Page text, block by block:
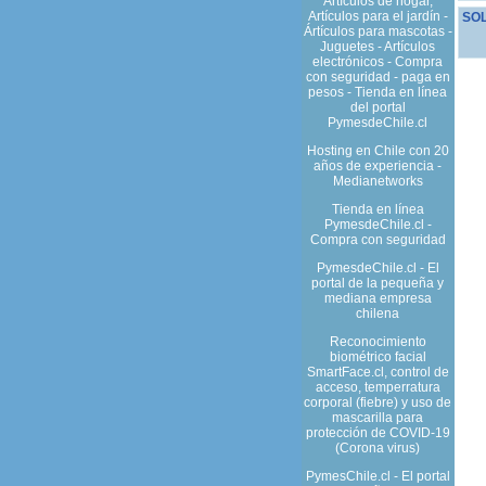
Artículos para el jardín -
Ártículos para mascotas -
Juguetes - Artículos
electrónicos - Compra
con seguridad - paga en
pesos - Tienda en línea
del portal
PymesdeChile.cl
Hosting en Chile con 20
años de experiencia -
Medianetworks
Tienda en línea
PymesdeChile.cl -
Compra con seguridad
PymesdeChile.cl - El
portal de la pequeña y
mediana empresa
chilena
Reconocimiento
biométrico facial
SmartFace.cl, control de
acceso, temperratura
corporal (fiebre) y uso de
mascarilla para
protección de COVID-19
(Corona virus)
PymesChile.cl - El portal